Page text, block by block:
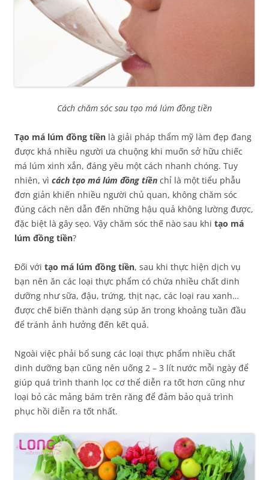
Cách chăm sóc sau tạo má lúm đồng tiền
Tạo má lúm đồng tiền là giải pháp thẩm mỹ làm đẹp đang
được khá nhiều người ưa chuộng khi muốn sở hữu chiếc
má lúm xinh xắn, đáng yêu một cách nhanh chóng. Tuy
nhiên, vì cách tạo má lúm đồng tiền chỉ là một tiểu phẫu
đơn giản khiến nhiều người chủ quan, không chăm sóc
đúng cách nên dẫn đến những hậu quả không lường được,
đặc biệt là gây sẹo. Vậy chăm sóc thế nào sau khi tạo má
lúm đồng tiền?
Đối với tạo má lúm đồng tiền, sau khi thực hiện dịch vụ
bạn nên ăn các loại thực phẩm có chứa nhiều chất dinh
dưỡng như sữa, đậu, trứng, thịt nạc, các loại rau xanh…
được chế biến thành dạng súp ăn trong khoảng tuần đầu
để tránh ảnh hưởng đến kết quả.
Ngoài việc phải bổ sung các loại thực phẩm nhiều chất
dinh dưỡng bạn cũng nên uống 2 – 3 lít nước mỗi ngày để
giúp quá trình thanh lọc cơ thể diễn ra tốt hơn cũng như
loại bỏ các mảng bám trên răng để đảm bảo quá trình
phục hồi diễn ra tốt nhất.